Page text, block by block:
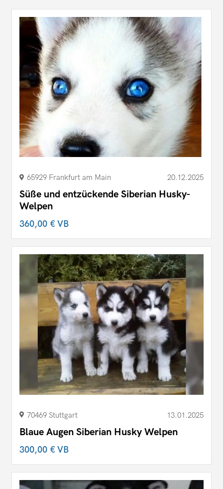
65929 Frankfurt am Main 20.12.2025
Süße und entzückende Siberian Husky-
Welpen
360,00 €VB
70469 Stuttgart 13.01.2025
Blaue Augen Siberian Husky Welpen
300,00 €VB